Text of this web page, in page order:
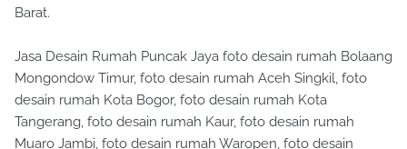
Barat.
Jasa Desain Rumah Puncak Jaya foto desain rumah Bolaang
Mongondow Timur, foto desain rumah Aceh Singkil, foto
desain rumah Kota Bogor, foto desain rumah Kota
Tangerang, foto desain rumah Kaur, foto desain rumah
Muaro Jambi, foto desain rumah Waropen, foto desain